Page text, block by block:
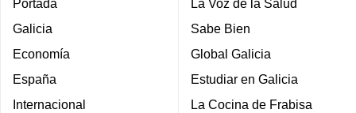
Portada
Galicia
Economía
España
Internacional
La Voz de la Salud
Sabe Bien
Global Galicia
Estudiar en Galicia
La Cocina de Frabisa